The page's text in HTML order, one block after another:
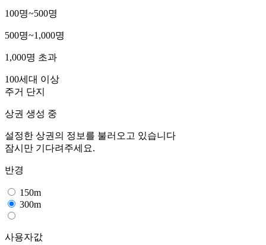
100명~500명
500명~1,000명
1,000명 초과
100세대 이상
주거 단지
상권 생성 중
설정한 상권의 정보를 불러오고 있습니다
잠시만 기다려주세요.
반경
150m
300m
사용자값